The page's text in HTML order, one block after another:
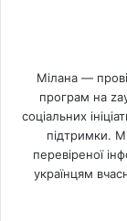
Мілана —
програм на
соціальних
підтримки.
перевіреної
українцям